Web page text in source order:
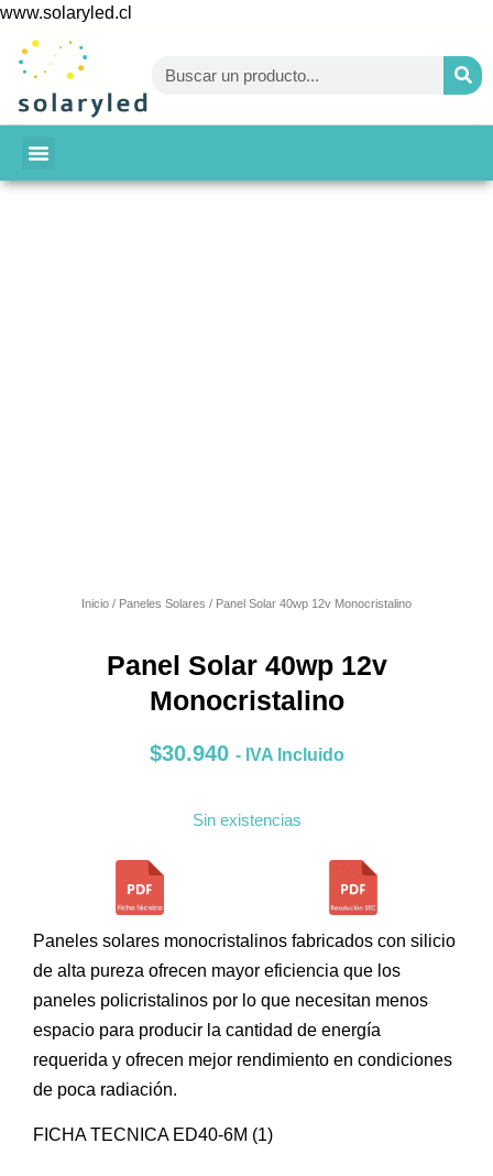
www.solaryled.cl
Inicio / Paneles Solares / Panel Solar 40wp 12v Monocristalino
Panel Solar 40wp 12v
Monocristalino
$30.940 - IVA Incluido
Sin existencias
Paneles solares monocristalinos fabricados con silicio
de alta pureza ofrecen mayor eficiencia que los
paneles policristalinos por lo que necesitan menos
espacio para producir la cantidad de energía
requerida y ofrecen mejor rendimiento en condiciones
de poca radiación.
FICHA TECNICA ED40-6M (1)